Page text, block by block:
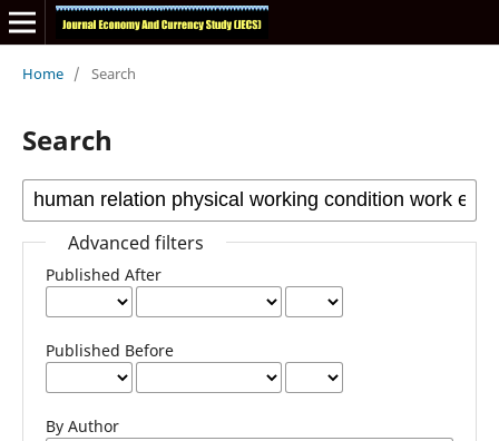
Home / Search
Search
Advanced filters
Published After
Published Before
By Author